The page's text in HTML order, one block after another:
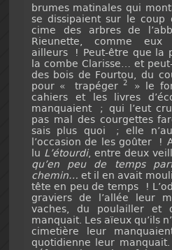
brumes matinales qui
se dissipaient sur le coup
cime des arbres de
Rieunette, comme eux
ailleurs ! Peut-être que la
la combe Clarisse… et
des bois de Fourtou, du
pour « trapéger2
» le
cahiers et les livres
manquaient ; qui l’eut
pas mal des courgettes
sais plus quoi ; elle
l’occasion de les goûter !
lu L’étourdi, entre deux
qu’en peu de temps
chemin… et il en avait
tête en peu de temps !
graviers de l’allée leur
vaches, du poulailler et
manquait. Les aïeux qu’ils
cimetière leur
quotidienne leur